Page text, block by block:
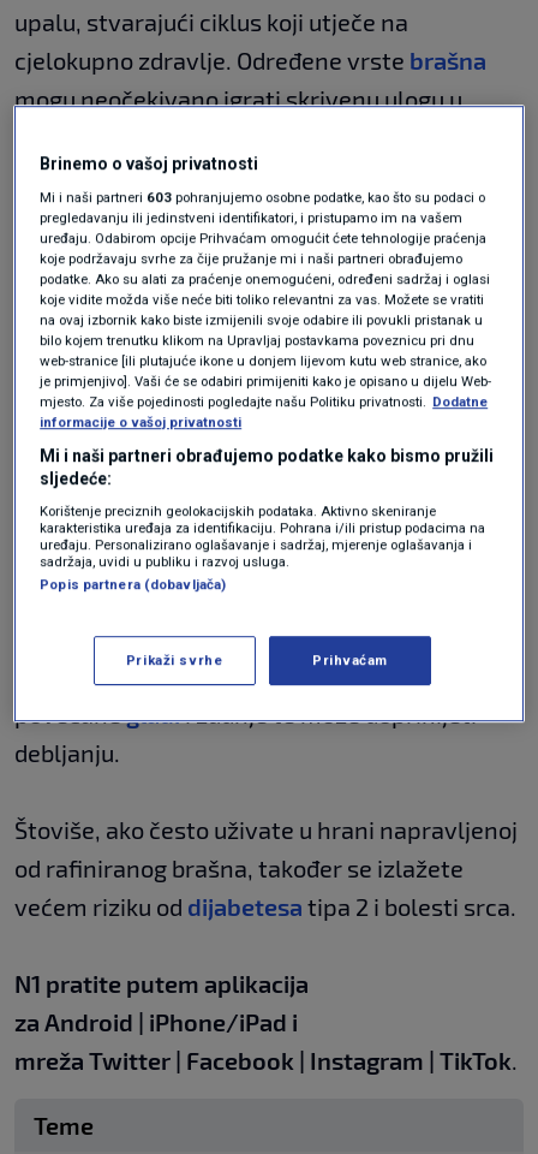
upalu, stvarajući ciklus koji utječe na
cjelokupno zdravlje. Određene vrste brašna
mogu neočekivano igrati skrivenu ulogu u
Brašno je široko rasprostranjeno u našoj
prehrani, od bijelog kruha i tjestenine do
pekarskih proizvoda. Ako često pečete ili
jedete puno ugljikohidrata, vjerojatno ćete biti
u kontaktu s puno brašna. Međutim, trebali
biste biti oprezni s rafiniranim brašnom, jer
sadrži mnogo prerađenih sastojaka, visoko je
kalorično i ima malu hranjivu vrijednost.
Osim toga, još jedan veliki rizik od ovog
sastojka je visok šećer u krvi. Rafinirano brašno
ima viši glikemijski indeks od integralnog
pšeničnog brašna, što znači da brže podiže
razinu šećera u krvi. To može dovesti do
povećanegladii žudnje te može doprinijeti
debljanju.
Štoviše, ako često uživate u hrani napravljenoj
od rafiniranog brašna, također se izlažete
većem riziku od dijabetesa tipa 2 i bolesti srca.
N1 pratite putem aplikacija
za Android | iPhone/iPad i
mreža Twitter | Facebook | Instagram | TikTok.
Teme
Brinemo o vašoj privatnosti
Mi i naši partneri 603 pohranjujemo osobne podatke, kao što su podaci o
pregledavanju ili jedinstveni identifikatori, i pristupamo im na vašem
uređaju. Odabirom opcije Prihvaćam omogućit ćete tehnologije praćenja
koje podržavaju svrhe za čije pružanje mi i naši partneri obrađujemo
podatke. Ako su alati za praćenje onemogućeni, određeni sadržaj i oglasi
koje vidite možda više neće biti toliko relevantni za vas. Možete se vratiti
na ovaj izbornik kako biste izmijenili svoje odabire ili povukli pristanak u
bilo kojem trenutku klikom na Upravljaj postavkama poveznicu pri dnu
web-stranice [ili plutajuće ikone u donjem lijevom kutu web stranice, ako
je primjenjivo]. Vaši će se odabiri primijeniti kako je opisano u dijelu Web-
mjesto. Za više pojedinosti pogledajte našu Politiku privatnosti. Dodatne
informacije o vašoj privatnosti
Mi i naši partneri obrađujemo podatke kako bismo pružili
sljedeće:
Korištenje preciznih geolokacijskih podataka. Aktivno skeniranje
karakteristika uređaja za identifikaciju. Pohrana i/ili pristup podacima na
uređaju. Personalizirano oglašavanje i sadržaj, mjerenje oglašavanja i
sadržaja, uvidi u publiku i razvoj usluga.
Popis partnera (dobavljača)
Prikaži svrhe Prihvaćam